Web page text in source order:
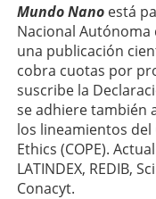
Mundo Nano está
Nacional Autónoma
una publicación
cobra cuotas por
suscribe la
se adhiere también
los lineamientos
Ethics (COPE).
LATINDEX, REDIB,
Conacyt.